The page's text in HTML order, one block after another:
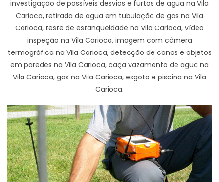
investigação de possíveis desvios e furtos de agua na Vila
Carioca, retirada de agua em tubulação de gas na Vila
Carioca, teste de estanqueidade na Vila Carioca, vídeo
inspeção na Vila Carioca, imagem com câmera
termográfica na Vila Carioca, detecção de canos e objetos
em paredes na Vila Carioca, caça vazamento de agua na
Vila Carioca, gas na Vila Carioca, esgoto e piscina na Vila
Carioca.